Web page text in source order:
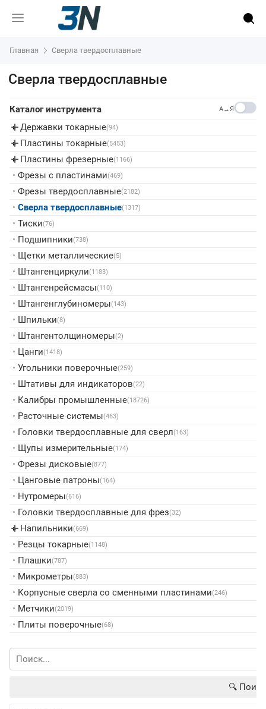
Главная Сверла твердосплавные
Сверла твердосплавные
Каталог инструмента A→Я
▸ Державки токарные(94)
▸ Пластины токарные(5453)
▸ Пластины фрезерные(1166)
• Фрезы с пластинами(469)
• Фрезы твердосплавные(2182)
• Сверла твердосплавные(1317)
• Тиски(76)
• Подшипники(738)
• Щетки металлические(5)
• Штангенциркули(1183)
• Штангенрейсмасы(110)
• Штангенглубиномеры(143)
• Шпильки(8)
• Штангентолщиномеры(2)
• Цанги(1418)
• Угольники поверочные(259)
• Штативы для индикаторов(22)
• Калибры промышленные(18726)
• Расточные системы(463)
• Головки твердосплавные для сверл(163)
• Щупы измерительные(174)
• Фрезы дисковые(877)
• Цанговые патроны(164)
• Нутромеры(616)
• Головки твердосплавные для фрез(32)
▸ Напильники(669)
• Резцы токарные(1148)
• Плашки(787)
• Микрометры(883)
• Корпусные сверла со сменными пластинами(246)
• Метчики(2019)
• Плиты поверочные(68)
🔍︎ Поиск